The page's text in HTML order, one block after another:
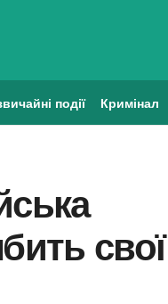
події Кримінал
свої